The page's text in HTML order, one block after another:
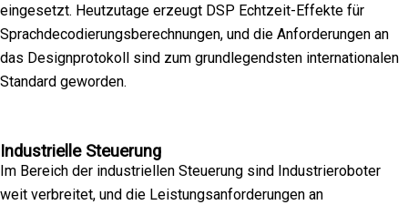
eingesetzt. Heutzutage erzeugt DSP Echtzeit-Effekte für
Sprachdecodierungsberechnungen, und die Anforderungen an
das Designprotokoll sind zum grundlegendsten internationalen
Standard geworden.
Industrielle Steuerung
Im Bereich der industriellen Steuerung sind Industrieroboter
weit verbreitet, und die Leistungsanforderungen an